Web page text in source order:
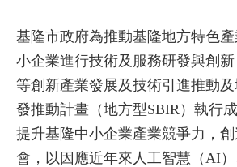
基隆市政府為推動基隆地方特色
小企業進行技術及服務研發與創
等創新產業發展及技術引進推動
發推動計畫（地方型SBIR）執行
提升基隆中小企業產業競爭力，
會，以因應近年來人工智慧（AI